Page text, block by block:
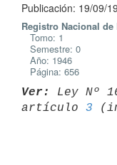
Publicación: 19/09/
Registro Nacional de
Tomo: 1
Semestre: 0
Año: 1946
Página: 656
Ver:
Ley Nº
artículo 3